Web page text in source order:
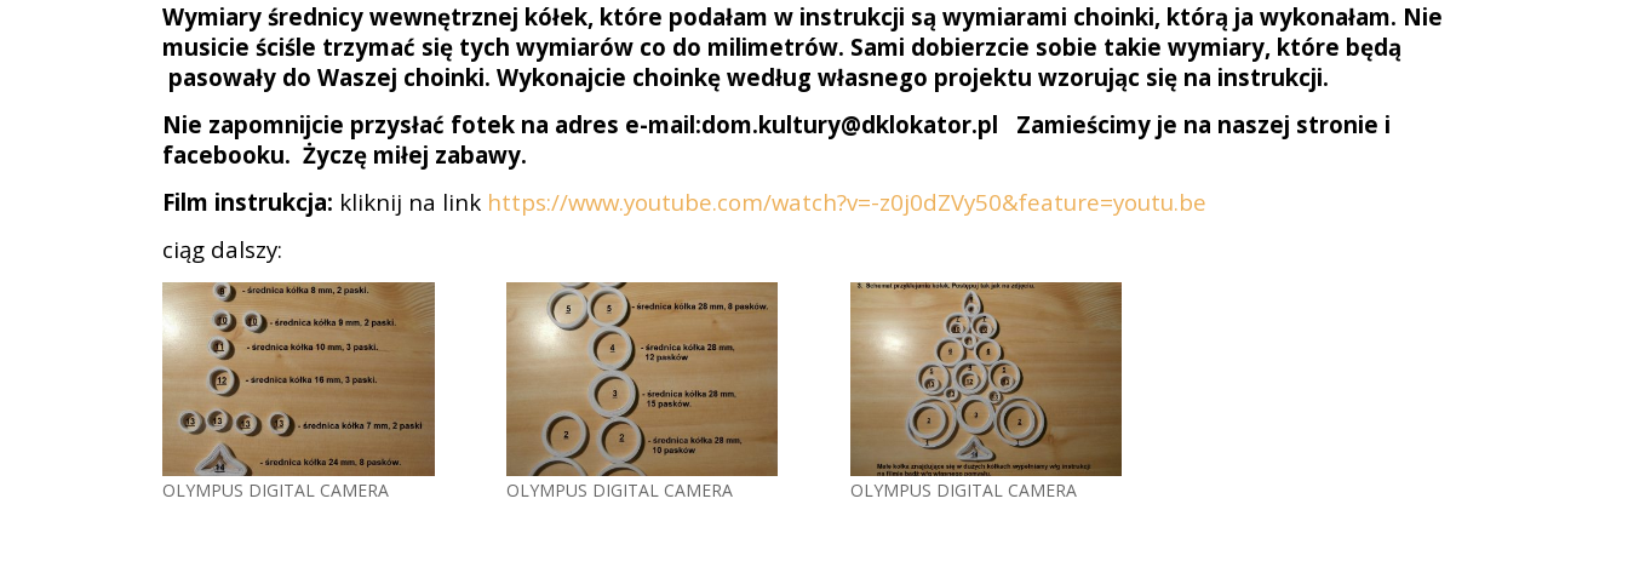
Wymiary średnicy wewnętrznej kółek, które podałam w instrukcji są wymiarami choinki, którą ja wykonałam. Nie
musicie ściśle trzymać się tych wymiarów co do milimetrów. Sami dobierzcie sobie takie wymiary, które będą
pasowały do Waszej choinki. Wykonajcie choinkę według własnego projektu wzorując się na instrukcji.
Nie zapomnijcie przysłać fotek na adres e-mail:dom.kultury@dklokator.pl Zamieścimy je na naszej stronie i
facebooku.Życzę miłej zabawy.
Film instrukcja: kliknij na link https://www.youtube.com/watch?v=-z0j0dZVy50&feature=youtu.be
ciąg dalszy:
OLYMPUS DIGITAL CAMERA OLYMPUS DIGITAL CAMERA OLYMPUS DIGITAL CAMERA